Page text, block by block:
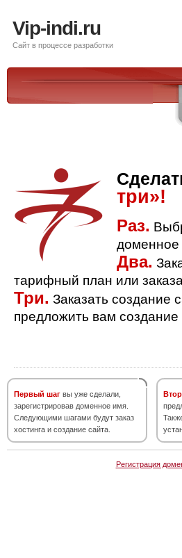
Vip-indi.ru
Сайт в процессе разработки
три»!
Раз.
доменное
Два.
тарифный план или
Три. Заказать создание
предложить вам
Первый шаг вы уже сделали,
зарегистрировав доменное имя.
Следующими шагами будут заказ
хостинга и создание сайта.
Регистрация